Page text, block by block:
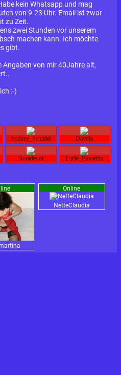
kein Whatsapp und mag
von 9-23 Uhr. Email ist zwar
zu Zeit.
zwei Stunden vor unserem
machen kann. Ich möchte
gibt.
Angaben von mir 40Jahre alt,
:-)
Sydney_Schmid Daynia
Noradevot Lucie_Bavarina
Online
NetteClaudia